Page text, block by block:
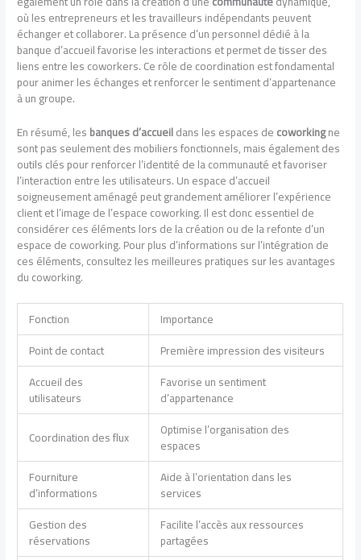
où les entrepreneurs et les travailleurs indépendants peuvent
échanger et collaborer. La présence d’un personnel dédié à la
banque d’accueil favorise les interactions et permet de tisser des
liens entre les coworkers. Ce rôle de coordination est fondamental
pour animer les échanges et renforcer le sentiment d’appartenance
à un groupe.
En résumé, lesbanques d’accueildans les espaces decoworkingne
sont pas seulement des mobiliers fonctionnels, mais également des
outils clés pour renforcer l’identité de la communauté et favoriser
l’interaction entre les utilisateurs. Un espace d’accueil
soigneusement aménagé peut grandement améliorer l’expérience
client et l’image de l’espace coworking. Il est donc essentiel de
considérer ces éléments lors de la création ou de la refonte d’un
espace de coworking. Pour plus d’informations sur l’intégration de
ces éléments, consultez les meilleures pratiques sur les avantages
du coworking.
Fonction
Importance
Point de contact
Première impression des visiteurs
Accueil des
utilisateurs
Favorise un sentiment
d’appartenance
Coordination des flux
Optimise l’organisation des
espaces
Fourniture
d’informations
Aide à l’orientation dans les
services
Gestion des
réservations
Facilite l’accès aux ressources
partagées